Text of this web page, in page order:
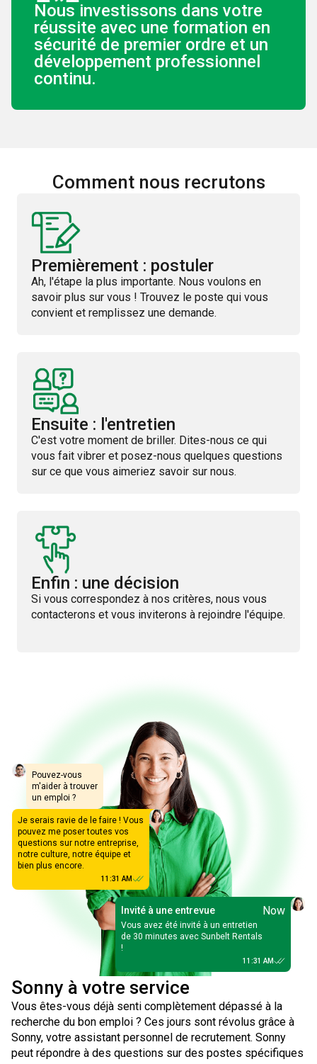
Nous investissons dans votre
réussite avec une formation en
sécurité de premier ordre et un
développement professionnel
continu.
Comment nous recrutons
Premièrement : postuler
Ah, l'étape la plus importante. Nous voulons en
savoir plus sur vous ! Trouvez le poste qui vous
convient et remplissez une demande.
Ensuite : l'entretien
C'est votre moment de briller. Dites-nous ce qui
vous fait vibrer et posez-nous quelques questions
sur ce que vous aimeriez savoir sur nous.
Enfin : une décision
Si vous correspondez à nos critères, nous vous
contacterons et vous inviterons à rejoindre l'équipe.
Pouvez-vous
m'aider à trouver
un emploi ?
Je serais ravie de le faire ! Vous
pouvez me poser toutes vos
questions sur notre entreprise,
notre culture, notre équipe et
bien plus encore.
11:31 AM
Invité à une entrevue Now
Vous avez été invité à un entretien
de 30 minutes avec Sunbelt Rentals
!
11:31 AM
Sonny à votre service
Vous êtes-vous déjà senti complètement dépassé à la
recherche du bon emploi ? Ces jours sont révolus grâce à
Sonny, votre assistant personnel de recrutement. Sonny
peut répondre à des questions sur des postes spécifiques